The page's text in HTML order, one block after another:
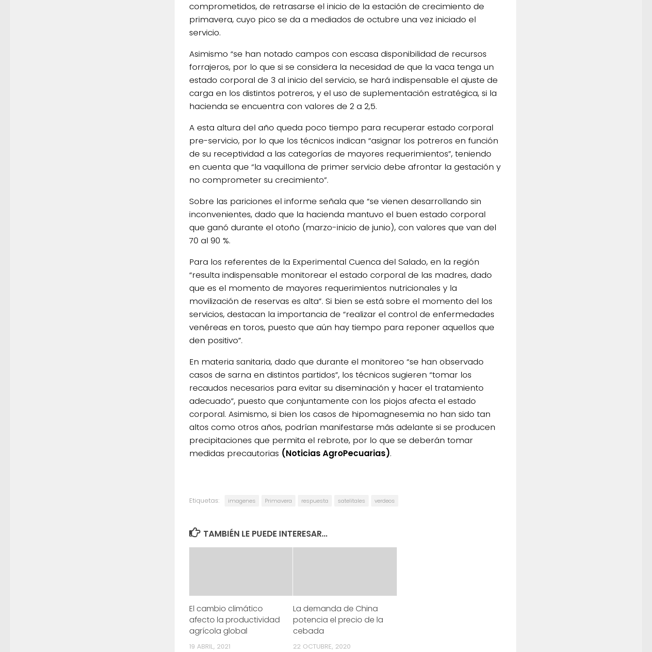
comprometidos, de retrasarse el inicio de la estación de crecimiento de
primavera, cuyo pico se da a mediados de octubre una vez iniciado el
servicio.
Asimismo “se han notado campos con escasa disponibilidad de recursos
forrajeros, por lo que si se considera la necesidad de que la vaca tenga un
estado corporal de 3 al inicio del servicio, se hará indispensable el ajuste de
carga en los distintos potreros, y el uso de suplementación estratégica, si la
hacienda se encuentra con valores de 2 a 2,5.
A esta altura del año queda poco tiempo para recuperar estado corporal
pre-servicio, por lo que los técnicos indican “asignar los potreros en función
de su receptividad a las categorías de mayores requerimientos”, teniendo
en cuenta que “la vaquillona de primer servicio debe afrontar la gestación y
no comprometer su crecimiento”.
Sobre las pariciones el informe señala que “se vienen desarrollando sin
inconvenientes, dado que la hacienda mantuvo el buen estado corporal
que ganó durante el otoño (marzo-inicio de junio), con valores que van del
70 al 90 %.
Para los referentes de la Experimental Cuenca del Salado, en la región
“resulta indispensable monitorear el estado corporal de las madres, dado
que es el momento de mayores requerimientos nutricionales y la
movilización de reservas es alta”. Si bien se está sobre el momento del los
servicios, destacan la importancia de “realizar el control de enfermedades
venéreas en toros, puesto que aún hay tiempo para reponer aquellos que
den positivo”.
En materia sanitaria, dado que durante el monitoreo “se han observado
casos de sarna en distintos partidos”, los técnicos sugieren “tomar los
recaudos necesarios para evitar su diseminación y hacer el tratamiento
adecuado”, puesto que conjuntamente con los piojos afecta el estado
corporal. Asimismo, si bien los casos de hipomagnesemia no han sido tan
altos como otros años, podrían manifestarse más adelante si se producen
precipitaciones que permita el rebrote, por lo que se deberán tomar
medidas precautorias (Noticias AgroPecuarias).
Etiquetas: imagenes Primavera respuesta satelitales verdeos
TAMBIÉN LE PUEDE INTERESAR...
El cambio climático
afecto la productividad
agrícola global
19 ABRIL, 2021
La demanda de China
potencia el precio de la
cebada
22 OCTUBRE, 2020